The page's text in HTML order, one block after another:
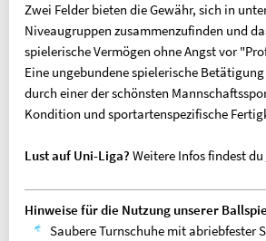
Zwei Felder bieten die Gewähr, sich in
Niveaugruppen zusammenzufinden und
spielerische Vermögen ohne Angst vor
Eine ungebundene spielerische
durch einer der schönsten
Kondition und sportartenspezifische
Lust auf Uni-Liga? Weitere Infos findest du
Hinweise für die Nutzung unserer
Saubere Turnschuhe mit abriebfester
SERVICE FÜR
WETTKAMPF- UND
KONTAKT
HTW Berlin
BIC: BELADEBEXXX
Geldinstitut: Berliner